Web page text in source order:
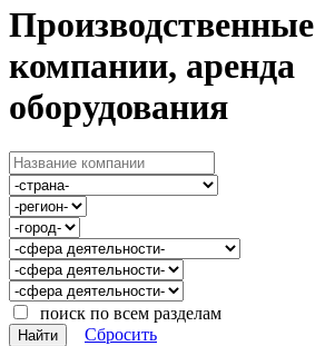
Производственные
компании, аренда
оборудования
поиск по всем разделам
Найти Сбросить